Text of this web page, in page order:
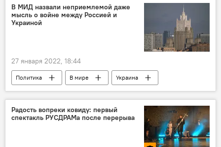
Донбасс
В МИД назвали неприемлемой даже
мысль о войне между Россией и
Украиной
27 января 2022, 18:44
Политика В мире
Украина
Россия
Радость вопреки ковиду: первый
спектакль РУСДРАМа после перерыва